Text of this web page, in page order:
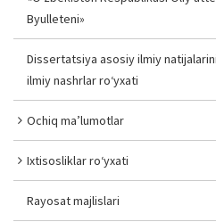
Byulleteni»
Dissertatsiya asosiy ilmiy
ilmiy nashrlar ro‘yxati
Ochiq ma’lumotlar
Ixtisosliklar ro‘yxati
Rayosat majlislari